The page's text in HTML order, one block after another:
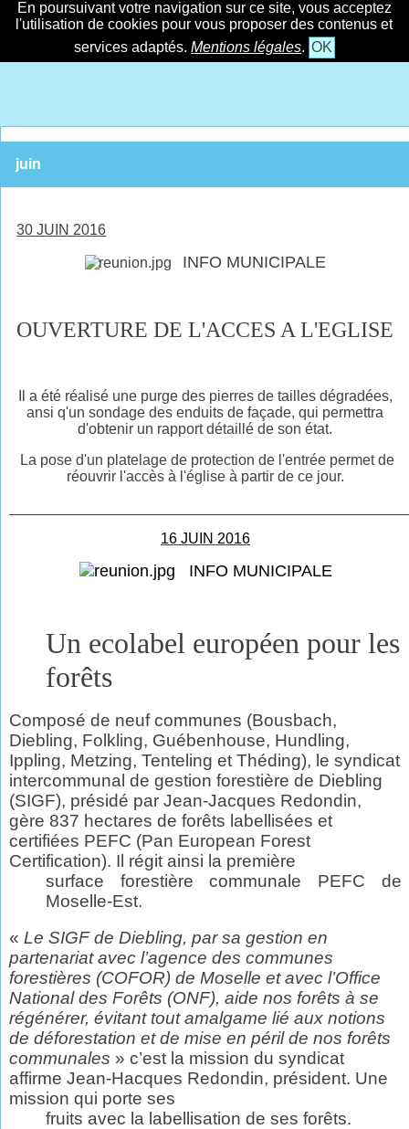
En poursuivant votre navigation sur ce site, vous acceptez
l'utilisation de cookies pour vous proposer des contenus et
services adaptés. Mentions légales. OK
juin
30 JUIN 2016
INFO MUNICIPALE
OUVERTURE DE L'ACCES A L'EGLISE
Il a été réalisé une purge des pierres de tailles dégradées,
ansi q'un sondage des enduits de façade, qui permettra
d'obtenir un rapport détaillé de son état.
La pose d'un platelage de protection de l'entrée permet de
réouvrir l'accès à l'église à partir de ce jour.
16 JUIN 2016
INFO MUNICIPALE
Un ecolabel européen pour les
forêts
Composé de neuf communes (Bousbach,
Diebling, Folkling, Guébenhouse, Hundling,
Ippling, Metzing, Tenteling et Théding), le syndicat
intercommunal de gestion forestière de Diebling
(SIGF), présidé par Jean-Jacques Redondin,
gère 837 hectares de forêts labellisées et
certifiées PEFC (Pan European Forest
Certification). Il régit ainsi la première
surface forestière communale PEFC de
Moselle-Est.
«Le SIGF de Diebling, par sa gestion en
partenariat avec l’agence des communes
forestières (COFOR) de Moselle et avec l’Office
National des Forêts (ONF), aide nos forêts à se
régénérer, évitant tout amalgame lié aux notions
de déforestation et de mise en péril de nos forêts
communales » c’est la mission du syndicat
affirme Jean-Hacques Redondin, président. Une
mission qui porte ses
fruits avec la labellisation de ses forêts.